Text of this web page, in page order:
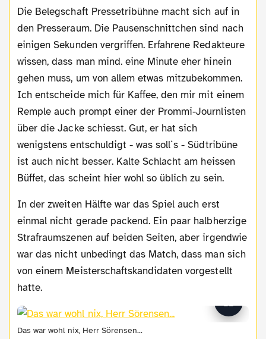
Die Belegschaft Pressetribühne macht sich auf in
den Presseraum. Die Pausenschnittchen sind nach
einigen Sekunden vergriffen. Erfahrene Redakteure
wissen, dass man mind. eine Minute eher hinein
gehen muss, um von allem etwas mitzubekommen.
Ich entscheide mich für Kaffee, den mir mit einem
Remple auch prompt einer der Prommi-Journlisten
über die Jacke schiesst. Gut, er hat sich
wenigstens entschuldigt - was soll`s - Südtribüne
ist auch nicht besser. Kalte Schlacht am heissen
Büffet, das scheint hier wohl so üblich zu sein.
In der zweiten Hälfte war das Spiel auch erst
einmal nicht gerade packend. Ein paar halbherzige
Strafraumszenen auf beiden Seiten, aber irgendwie
war das nicht unbedingt das Match, dass man sich
von einem Meisterschaftskandidaten vorgestellt
hatte.
Das war wohl nix, Herr Sörensen...